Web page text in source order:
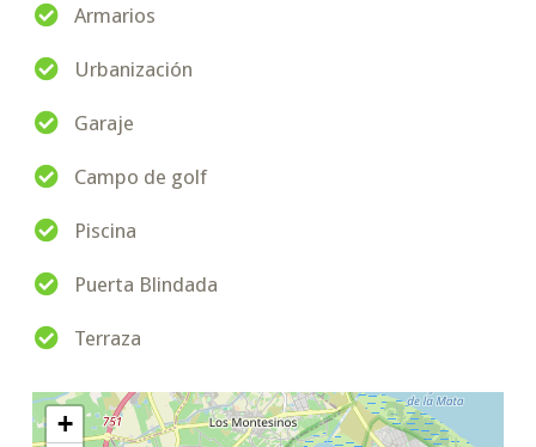
Armarios
Urbanización
Garaje
Campo de golf
Piscina
Puerta Blindada
Terraza
+